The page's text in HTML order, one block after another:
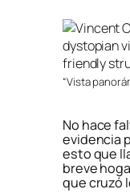
“Vista
No hace
evidencia
esto que
breve
que cruzó